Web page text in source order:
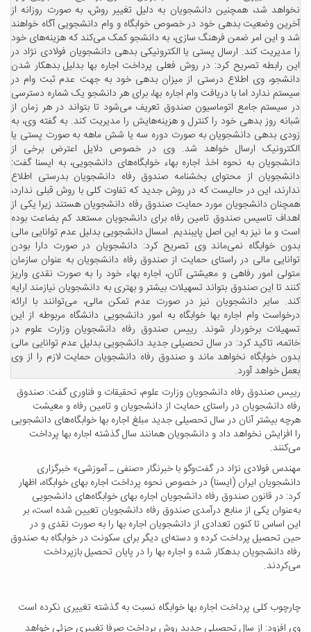
نخواهد شد، همچنین دانشجویان به دلیل تغییر روش، به صورت روزانه از
آخرین وضعیت بدهی‌ خود در خصوص خوابگاه و وام دانشجویی آگاه خواهند
شد و این امر ضمن فرهنگ سازی، به دانشجو کمک می‌کند که هزینه‌های خود
را مدیریت کند. ارسال پستی یا الکترونیکی بدهی دانشجویان فولادی نژاد در
این رابطه تصریح کرد: در روش فعلی پرداخت اجاره بها بدلیل بدهکار شدن
دانشجو، وی اطلاع درستی از میزان بدهی خود به جهت عدم ثبت وام در
سیستم ندارد اما با دریافت وام اجاره بها، برای هر دانشجو یک شماره دسترسی
در سیستم جامع اتوماسیون صندوق تعریف می‌شود تا بتواند در هر زمان از
شبانه روز بدهی خود را کنترل و هزینه‌هایش را مدیریت کند. به گفته وی، به
زودی بدهی دانشجویان به صورت دوره سه یا شش ماهه به صورت پستی یا
الکترونیک ارسال خواهد شد. وی در خصوص دلایل اعترض برخی از
دانشجویان به نحوه اخذ اجاره بهاء خوابگاه‌های دانشجویی، به ایسنا گفت:
دانشجویان از محتوای بخشنامه صندوق رفاه دانشجویان بدرستی اطلاع
ندارند، این در حالیست که در روش جدید که تفاوت کلی با روش قبلی ندارد،
همچنان دانشجویان مورد حمایت صندوق رفاه دانشجویان هستند زیرا یکی از
اهداف تاسیس صندوق تامین رفاه برای دانشجویان مستعد کم بضاعت بوده
است و ما نیز به این اصل پایبندیم. امسال دانشجویی بدلیل عدم توانایی مالی
بدون خوابگاه نمی‌ماند وی تصریح کرد: دانشجویان در صورت دارا بودن
توانایی مالی در راستای حمایت از صندوق رفاه دانشجویان به عنوان سازمان
متولی امور رفاهی و معیشتی آنان، اجاره بهاء خود را به صورت نقدی واریز
کنند تا این صندوق بتواند تسهیلات بیشتر و بهتری به دانشجویان نیازمند ارایه
کند. سایر دانشجویان نیز در صورت عدم تمکن مالی، می‌توانند با ارائه
درخواست وام اجاره بها خوابگاه به امور دانشجویی دانشگاه مربوطه از این
تسهیلات برخوردار شوند. رییس صندوق رفاه دانشجویان وزارت علوم در
خاتمه، تاکید کرد: در سال تحصیلی جدید دانشجویی بدلیل عدم توانایی مالی
بدون خوابگاه نخواهد ماند و صندوق رفاه دانشجویان حمایت لازم را از وی
بعمل خواهد آورد.
رییس صندوق رفاه دانشجویان وزارت علوم، تحقیقات و فناوری گفت: صندوق
رفاه دانشجویان در راستای حمایت از دانشجویان و تامین رفاه و معیشت
هرچه بیشتر آنان در سال تحصیلی جدید مبلغ اجاره بها خوابگاه‌های دانشجویی
را افزایش نخواهد داد و دانشجویان همانند سال گذشته اجاره بها پرداخت
می‌کنند.
مهندس فولادی نژاد در گفت‌وگو با خبرنگار «صنفی ـ آموزشی» خبرگزاری
دانشجویان ایران (ایسنا) در خصوص نحوه پرداخت اجاره بهای خوابگاه، اظهار
کرد: در قانون صندوق رفاه دانشجویان اجاره بهای خوابگاه‌های دانشجویی
به‌عنوان یکی از منابع درآمدی صندوق رفاه دانشجویان تعیین شده است، بر
این اساس تا کنون تعدادی از دانشجویان اجاره بها را به صورت نقدی و در
حین تحصیل پرداخت کرده و دسته‌ای دیگر برای سکونت در خوابگاه به صندوق
رفاه دانشجویان بدهکار شده و اجاره بها را در پایان تحصیل بازپرداخت
می‌کردند.
چارچوب کلی پرداخت اجاره بها خوابگاه نسبت به گذشته تغییری نکرده است